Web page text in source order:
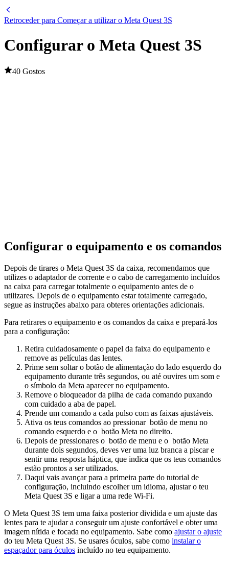
Retroceder para Começar a utilizar o Meta Quest 3S
Configurar o Meta Quest 3S
40 Gostos
Configurar o equipamento e os comandos
Depois de tirares o Meta Quest 3S da caixa, recomendamos que
utilizes o adaptador de corrente e o cabo de carregamento incluídos
na caixa para carregar totalmente o equipamento antes de o
utilizares. Depois de o equipamento estar totalmente carregado,
segue as instruções abaixo para obteres orientações adicionais.
Para retirares o equipamento e os comandos da caixa e prepará-los
para a configuração:
Retira cuidadosamente o papel da faixa do equipamento e
remove as películas das lentes.
Prime sem soltar o botão de alimentação do lado esquerdo do
equipamento durante três segundos, ou até ouvires um som e
o símbolo da Meta aparecer no equipamento.
Remove o bloqueador da pilha de cada comando puxando
com cuidado a aba de papel.
Prende um comando a cada pulso com as faixas ajustáveis.
Ativa os teus comandos ao pressionar botão de menu no
comando esquerdo e o botão Meta no direito.
Depois de pressionares o botão de menu e o botão Meta
durante dois segundos, deves ver uma luz branca a piscar e
sentir uma resposta háptica, que indica que os teus comandos
estão prontos a ser utilizados.
Daqui vais avançar para a primeira parte do tutorial de
configuração, incluindo escolher um idioma, ajustar o teu
Meta Quest 3S e ligar a uma rede Wi-Fi.
O Meta Quest 3S tem uma faixa posterior dividida e um ajuste das
lentes para te ajudar a conseguir um ajuste confortável e obter uma
imagem nítida e focada no equipamento. Sabe como ajustar o ajuste
do teu Meta Quest 3S. Se usares óculos, sabe como instalar o
espaçador para óculos incluído no teu equipamento.